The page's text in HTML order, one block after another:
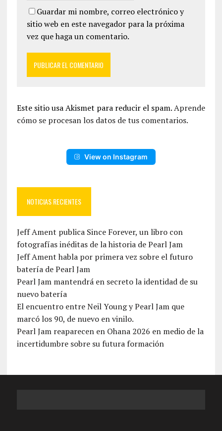
Guardar mi nombre, correo electrónico y
sitio web en este navegador para la próxima
vez que haga un comentario.
Este sitio usa Akismet para reducir el spam.Aprende
cómo se procesan los datos de tus comentarios.
View on Instagram
NOTICIAS RECIENTES
Jeff Ament publica Since Forever, un libro con
fotografías inéditas de la historia de Pearl Jam
Jeff Ament habla por primera vez sobre el futuro
batería de Pearl Jam
Pearl Jam mantendrá en secreto la identidad de su
nuevo batería
El encuentro entre Neil Young y Pearl Jam que
marcó los 90, de nuevo en vinilo.
Pearl Jam reaparecen en Ohana 2026 en medio de la
incertidumbre sobre su futura formación